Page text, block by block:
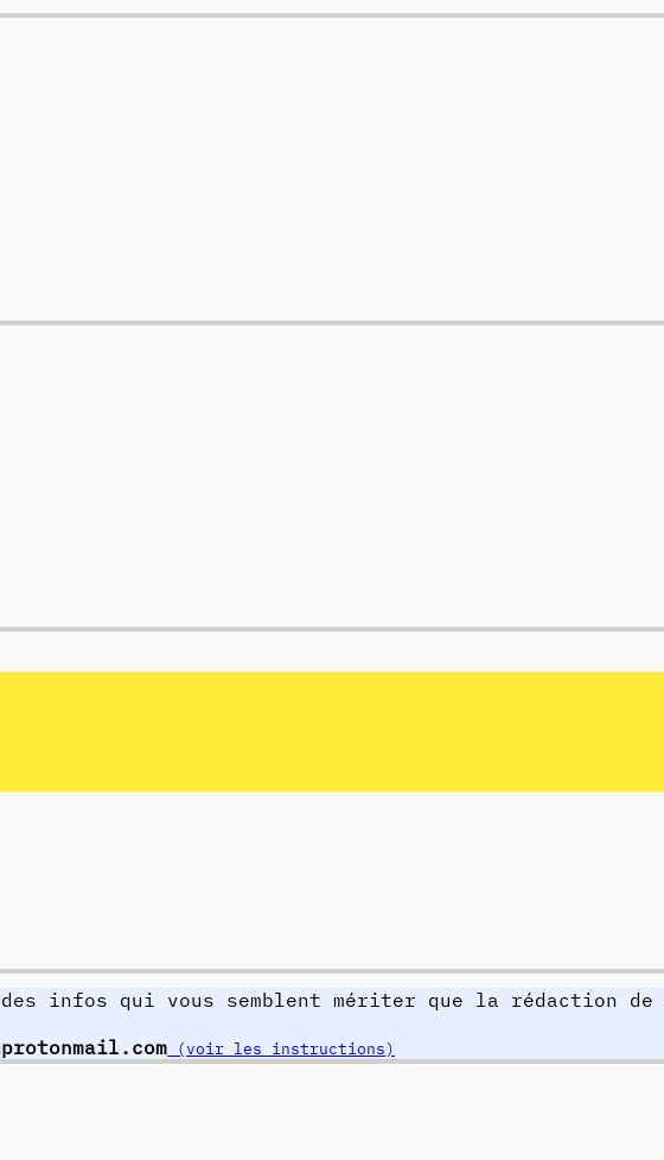
infos qui vous semblent mériter que la rédaction
(voir les instructions)